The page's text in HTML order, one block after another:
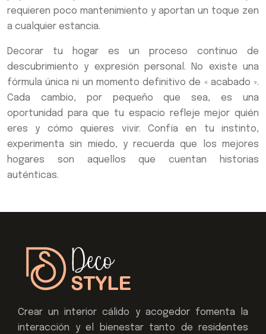
requieren poco mantenimiento y aportan un toque zen
a cualquier estancia.
Decorar tu hogar es un proceso continuo de
descubrimiento y expresión personal. No existe una
fórmula única ni un momento definitivo de « acabado ».
Cada cambio, por pequeño que sea, es una
oportunidad para que tu espacio refleje mejor quién
eres y cómo quieres vivir. Confía en tu instinto,
experimenta sin miedo, y recuerda que los mejores
hogares son aquellos que cuentan historias
auténticas.
Crear un interior cálido y acogedor fomenta la
interacción y el bienestar tanto de residentes